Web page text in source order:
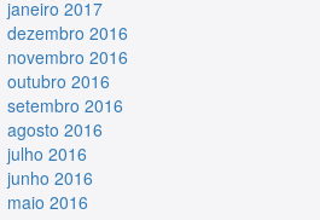
janeiro 2017
dezembro 2016
novembro 2016
outubro 2016
setembro 2016
agosto 2016
julho 2016
junho 2016
maio 2016